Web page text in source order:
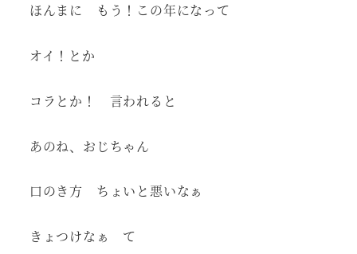
ほんまに もう！この年になって
オイ！とか
コラとか！ 言われると
あのね、おじちゃん
口のき方 ちょいと悪いなぁ
きょつけなぁ て